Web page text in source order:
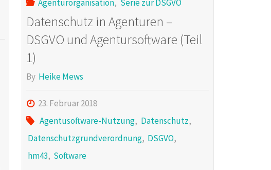
Agenturorganisation, Serie zur DSGVO
Datenschutz in Agenturen –
DSGVO und Agentursoftware (Teil
1)
By Heike Mews
23. Februar 2018
Agentusoftware-Nutzung, Datenschutz,
Datenschutzgrundverordnung, DSGVO,
hm43, Software